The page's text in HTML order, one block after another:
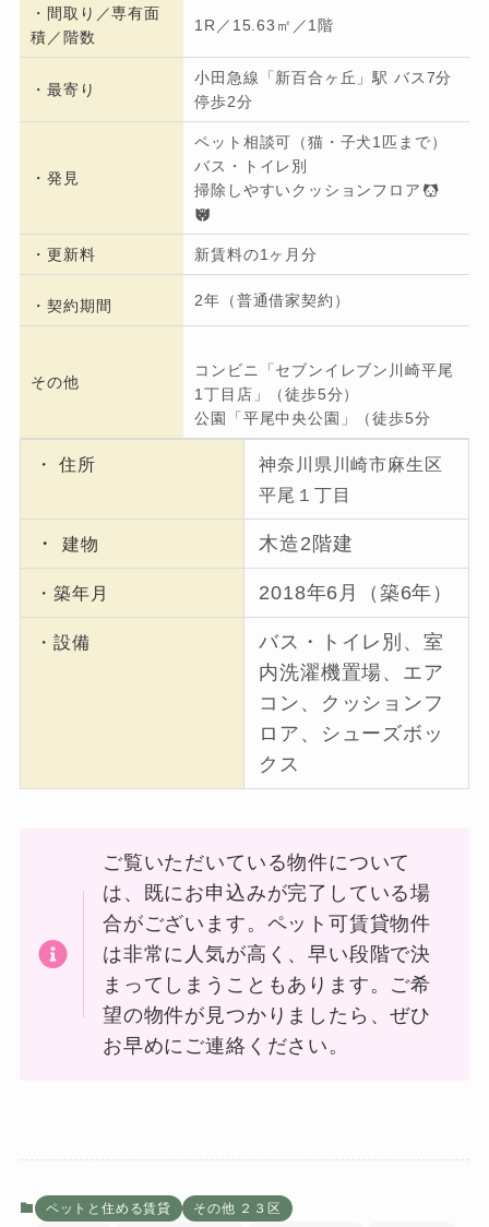
・間取り／専有面
積／階数
1R／15.63㎡／1階
・最寄り
小田急線「新百合ヶ丘」駅 バス7分
停歩2分
・発見
ペット相談可（猫・子犬1匹まで）
バス・トイレ別
掃除しやすいクッションフロア
・更新料 新賃料の1ヶ月分
・契約期間 2年（普通借家契約）
その他
コンビニ「セブンイレブン川崎平尾
1丁目店」（徒歩5分）
公園「平尾中央公園」（徒歩5分
・ 住所
神奈川県川崎市麻生区
平尾１丁目
・ 建物 木造2階建
・築年月 2018年6月（築6年）
・設備
バス・トイレ別、室
内洗濯機置場、エア
コン、クッションフ
ロア、シューズボッ
クス
ご覧いただいている物件について
は、既にお申込みが完了している場
合がございます。ペット可賃貸物件
は非常に人気が高く、早い段階で決
まってしまうこともあります。ご希
望の物件が見つかりましたら、ぜひ
お早めにご連絡ください。
ペットと住める賃貸 その他 ２３区